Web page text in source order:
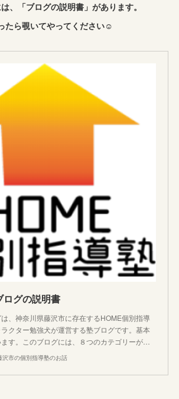
、「ブログの説明書」があります。
たら覗いてやってください☺︎
ログの説明書
は、神奈川県藤沢市に存在するHOME個別指導
クター勉強犬が運営する塾ブログです。基本
す。このブログには、８つのカテゴリーが…
沢市の個別指導塾のお話